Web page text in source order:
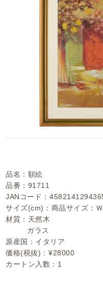
品名：額絵
品番：91711
JANコード：
サイズ(cm)：商品サイズ：
材質：天然木
ガラス
原産国：イタリア
価格(税抜)：¥28000
カートン入数：1